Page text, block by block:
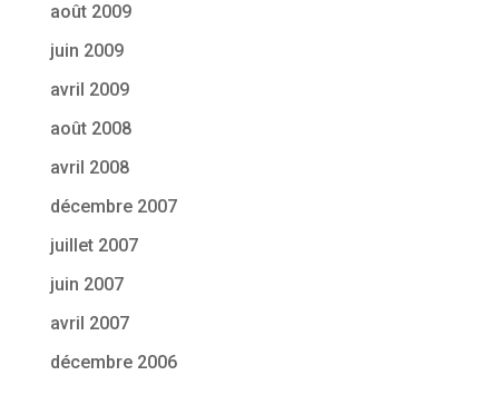
août 2009
juin 2009
avril 2009
août 2008
avril 2008
décembre 2007
juillet 2007
juin 2007
avril 2007
décembre 2006